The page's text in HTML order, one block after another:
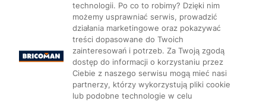
Kategorie Produkty Marki CMS
Ustawienia plików cookie
technologii. Po co to robimy? Dzięki nim
możemy usprawniać serwis, prowadzić
działania marketingowe oraz pokazywać
treści dopasowane do Twoich
zainteresowań i potrzeb. Za Twoją zgodą
dostęp do informacji o korzystaniu przez
Ciebie z naszego serwisu mogą mieć nasi
partnerzy, którzy wykorzystują pliki cookie
lub podobne technologie w celu